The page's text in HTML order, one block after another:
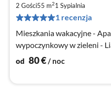
2 Gości55 m21 Sypialnia
1 recenzja
Mieszkania wakacyjne -
wypoczynkowy w zieleni -
od 80€/ noc